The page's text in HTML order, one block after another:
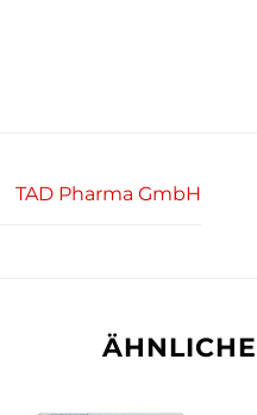
TAD Pharma GmbH